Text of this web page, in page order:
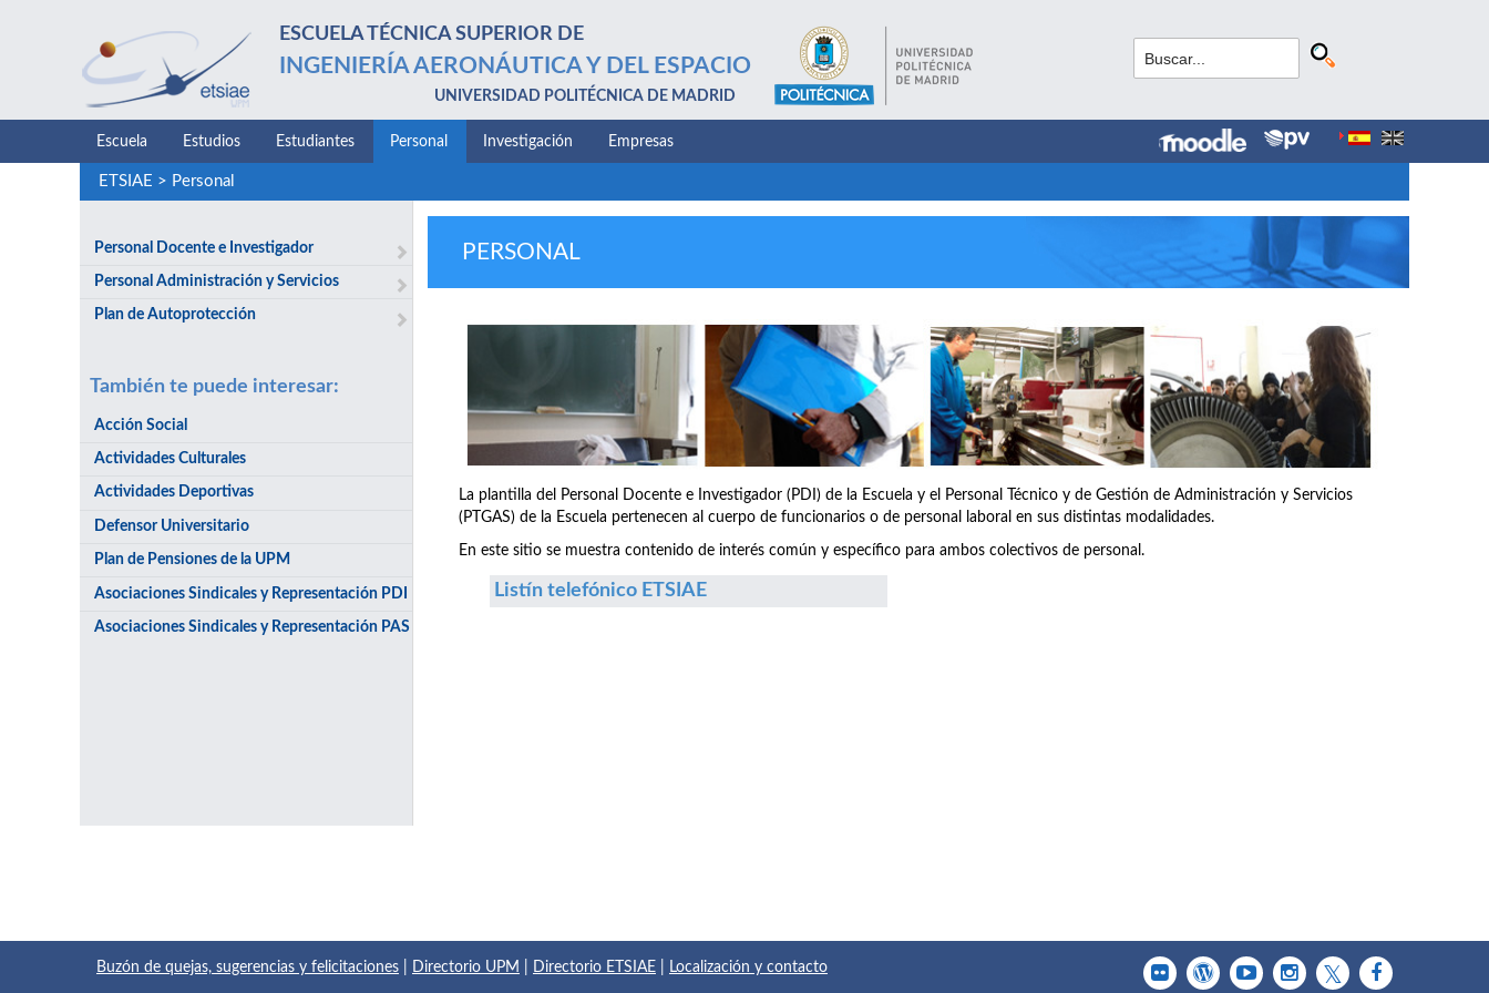
ESCUELA TÉCNICA SUPERIOR DE
INGENIERÍA AERONÁUTICA Y DEL ESPACIO
UNIVERSIDAD POLITÉCNICA DE MADRID
Escuela Estudios Estudiantes Personal Investigación Empresas
ETSIAE > Personal
Personal Docente e Investigador
Personal Administración y Servicios
Plan de Autoprotección
También te puede interesar:
Acción Social
Actividades Culturales
Actividades Deportivas
Defensor Universitario
Plan de Pensiones de la UPM
Asociaciones Sindicales y Representación PDI
Asociaciones Sindicales y Representación PAS
PERSONAL
La plantilla del Personal Docente e Investigador (PDI) de la Escuela y el Personal Técnico y de Gestión de Administración y Servicios
(PTGAS) de la Escuela pertenecen al cuerpo de funcionarios o de personal laboral en sus distintas modalidades.
En este sitio se muestra contenido de interés común y específico para ambos colectivos de personal.
Listín telefónico ETSIAE
Buzón de quejas, sugerencias y felicitaciones Directorio UPM Directorio ETSIAE Localización y contacto